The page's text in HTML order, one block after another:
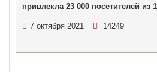
привлекла 23 000 посетителей из
7 октября 2021 14249